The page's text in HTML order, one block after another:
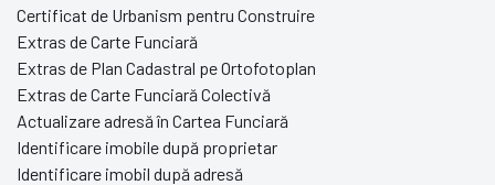
Certificat de Urbanism pentru Construire
Extras de Carte Funciară
Extras de Plan Cadastral pe Ortofotoplan
Extras de Carte Funciară Colectivă
Actualizare adresă în Cartea Funciară
Identificare imobile după proprietar
Identificare imobil după adresă